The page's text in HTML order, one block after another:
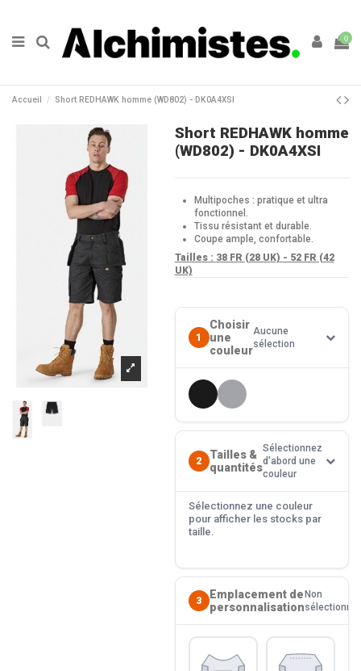
0
Accueil Short REDHAWK homme (WD802) - DK0A4XSI
Short REDHAWK homme
(WD802) - DK0A4XSI
Multipoches : pratique et ultra
fonctionnel.
Tissu résistant et durable.
Coupe ample, confortable.
Tailles : 38 FR (28 UK) - 52 FR (42
UK)
1
Choisir
une
couleur
Aucune
sélection
2
Tailles &
quantités
Sélectionnez
d'abord une
couleur
Sélectionnez une couleur
pour afficher les stocks par
taille.
3
Emplacement de
personnalisation
Non
sélectionné